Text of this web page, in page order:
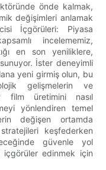
önde kalmak,
değişimleri anlamak
İçgörüleri: Piyasa
incelememiz,
en son yeniliklere,
İster deneyimli
yeni girmiş olun, bu
gelişmelerin ve
film üretimini nasıl
yönlendiren temel
değişen ortamda
keşfederken
güvenle yol
içgörüler edinmek için